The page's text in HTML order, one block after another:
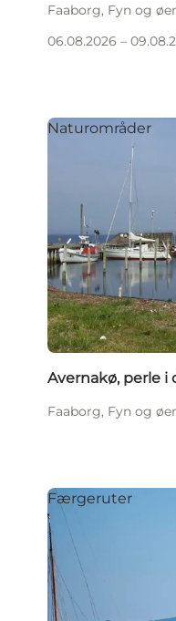
Faaborg, Fyn og
06.08.2026 –
Naturområder
Avernakø, perle i
Faaborg, Fyn og
Færgeruter